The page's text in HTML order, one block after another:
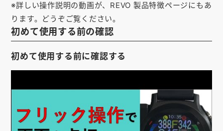
※詳しい操作説明の動画が、REVO 製品特徴ページにもあ
ります。どうぞご覧ください。
初めて使用する前の確認
初めて使用する前に確認する